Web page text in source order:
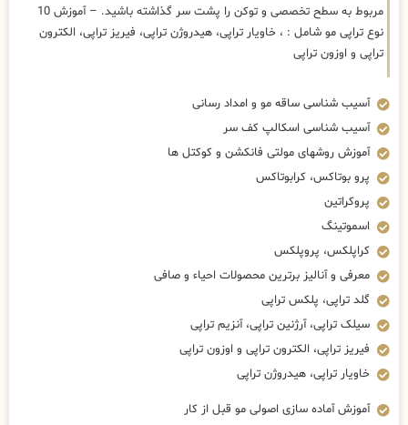
مربوط به سطح تخصصی و توکن را پشت سر گذاشته باشید. – آموزش 10
نوع تراپی مو شامل : ، خاویار تراپی، هیدروژن تراپی، فیریز تراپی، الکترون
تراپی و اوزون تراپی
آسیب شناسی ساقه مو و امداد رسانی
آسیب شناسی اسکالپ کف سر
آموزش روشهای مولتی فانکشن و کوکتل ها
پرو بوتاکس، کرابوتاکس
پروکراتین
اسموتینگ
کراپلکس، پروپلکس
معرفی و آنالیز برترین محصولات احیاء و صافی
گلد تراپی، پلکس تراپی
سیلک تراپی، آرژنین تراپی، آنزیم تراپی
فیریز تراپی، الکترون تراپی و اوزون تراپی
خاویار تراپی، هیدروژن تراپی
آموزش آماده سازی اصولی مو قبل از کار